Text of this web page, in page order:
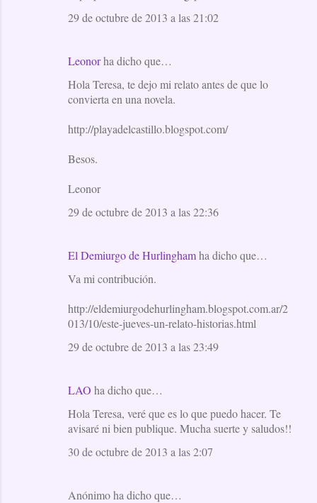
29 de octubre de 2013 a las 21:02
Leonorha dicho que…
Hola Teresa, te dejo mi relato antes de que lo
convierta en una novela.
http://playadelcastillo.blogspot.com/
Besos.
Leonor
29 de octubre de 2013 a las 22:36
El Demiurgo de Hurlinghamha dicho que…
Va mi contribución.
http://eldemiurgodehurlingham.blogspot.com.ar/2
013/10/este-jueves-un-relato-historias.html
29 de octubre de 2013 a las 23:49
LAO ha dicho que…
Hola Teresa, veré que es lo que puedo hacer. Te
avisaré ni bien publique. Mucha suerte y saludos!!
30 de octubre de 2013 a las 2:07
Anónimo ha dicho que…